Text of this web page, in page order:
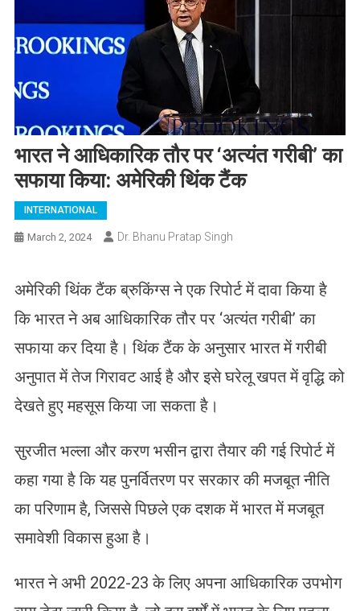
भारत ने आधिकारिक तौर पर ‘अत्यंत गरीबी’ का
सफाया किया: अमेरिकी थिंक टैंक
INTERNATIONAL
March 2, 2024 Dr. Bhanu Pratap Singh
अमेरिकी थिंक टैंक ब्रुकिंग्स ने एक रिपोर्ट में दावा किया है
कि भारत ने अब आधिकारिक तौर पर ‘अत्यंत गरीबी’ का
सफाया कर दिया है। थिंक टैंक के अनुसार भारत में गरीबी
अनुपात में तेज गिरावट आई है और इसे घरेलू खपत में वृद्धि को
देखते हुए महसूस किया जा सकता है।
सुरजीत भल्ला और करण भसीन द्वारा तैयार की गई रिपोर्ट में
कहा गया है कि यह पुनर्वितरण पर सरकार की मजबूत नीति
का परिणाम है, जिससे पिछले एक दशक में भारत में मजबूत
समावेशी विकास हुआ है।
भारत ने अभी 2022-23 के लिए अपना आधिकारिक उपभोग